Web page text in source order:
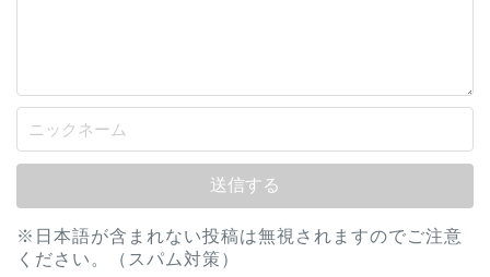
※日本語が含まれない投稿は無視されますのでご注意
ください。（スパム対策）